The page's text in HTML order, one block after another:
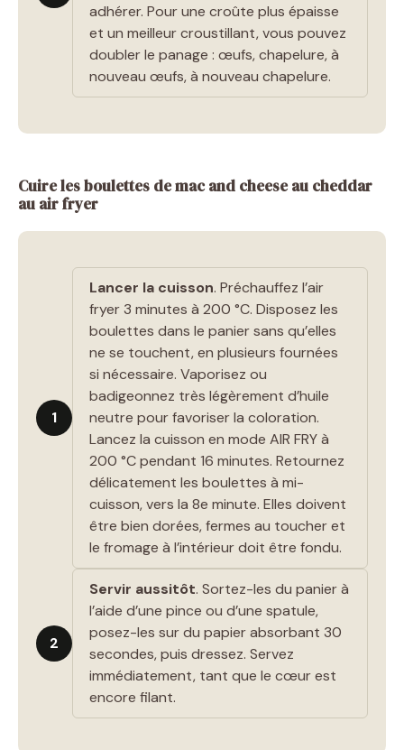
adhérer. Pour une croûte plus épaisse
et un meilleur croustillant, vous pouvez
doubler le panage : œufs, chapelure, à
nouveau œufs, à nouveau chapelure.
Cuire les boulettes de mac and cheese au cheddar
au air fryer
1
Lancer la cuisson. Préchauffez l’air
fryer 3 minutes à 200 °C. Disposez les
boulettes dans le panier sans qu’elles
ne se touchent, en plusieurs fournées
si nécessaire. Vaporisez ou
badigeonnez très légèrement d’huile
neutre pour favoriser la coloration.
Lancez la cuisson en mode AIR FRY à
200 °C pendant 16 minutes. Retournez
délicatement les boulettes à mi-
cuisson, vers la 8e minute. Elles doivent
être bien dorées, fermes au toucher et
le fromage à l’intérieur doit être fondu.
2
Servir aussitôt. Sortez-les du panier à
l’aide d’une pince ou d’une spatule,
posez-les sur du papier absorbant 30
secondes, puis dressez. Servez
immédiatement, tant que le cœur est
encore filant.